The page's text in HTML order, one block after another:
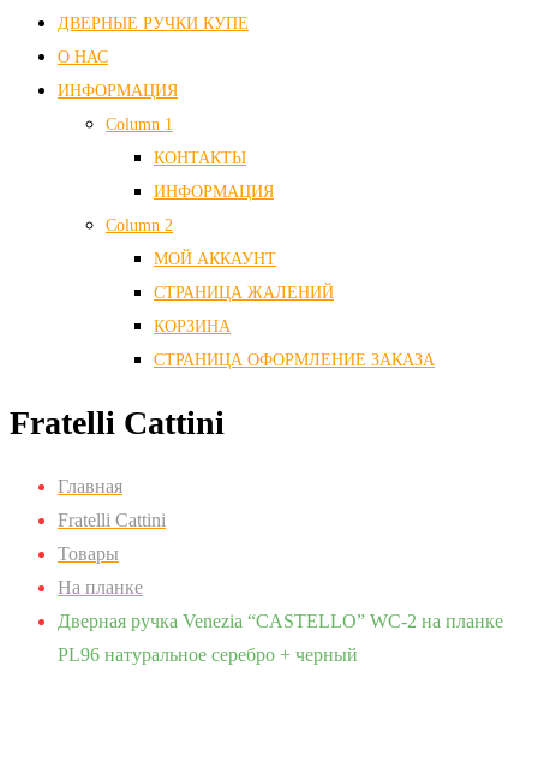
ДВЕРНЫЕ РУЧКИ КУПЕ
О НАС
ИНФОРМАЦИЯ
Column 1
КОНТАКТЫ
ИНФОРМАЦИЯ
Column 2
МОЙ АККАУНТ
СТРАНИЦА ЖАЛЕНИЙ
КОРЗИНА
СТРАНИЦА ОФОРМЛЕНИЕ ЗАКАЗА
Fratelli Cattini
Главная
Fratelli Cattini
Товары
На планке
Дверная ручка Venezia “CASTELLO” WC-2 на планке
PL96 натуральное серебро + черный